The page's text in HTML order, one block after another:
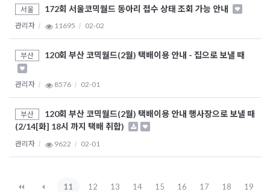
서울 172회 서울코믹월드 동아리 접수 상태 조회 가능 안내
관리자 11695 02-02
부산 120회 부산 코믹월드(2월) 택배이용 안내 - 집으로 보낼 때
관리자 8576 02-01
부산
120회 부산 코믹월드(2월) 택배이용 안내 행사장으로 보낼 때
(2/14[화] 18시 까지 택배 취합)
관리자 9622 02-01
11 12 13 14 15 16 17 18
19